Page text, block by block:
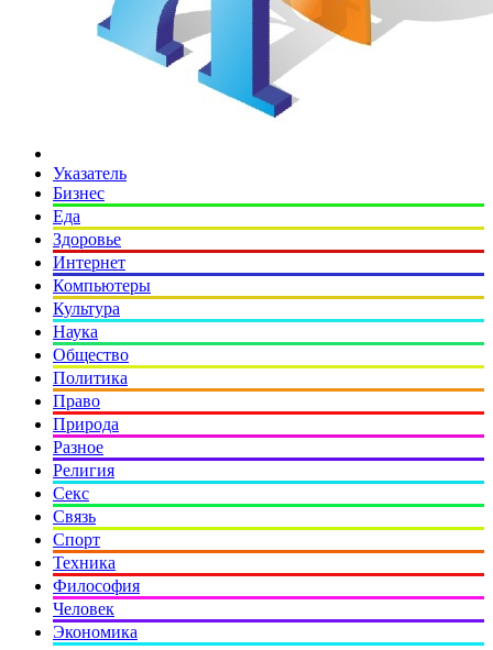
Указатель
Бизнес
Еда
Здоровье
Интернет
Компьютеры
Культура
Наука
Общество
Политика
Право
Природа
Разное
Религия
Секс
Связь
Спорт
Техника
Философия
Человек
Экономика